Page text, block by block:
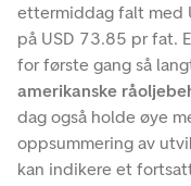
ettermiddag falt med
på USD 73.85 pr fat.
for første gang så
amerikanske
dag også holde øye
oppsummering av
kan indikere et